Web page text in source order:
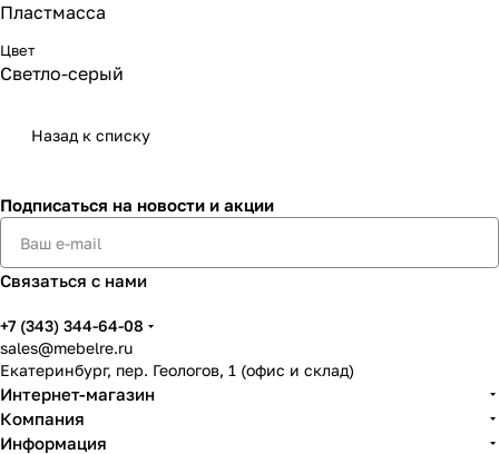
Пластмасса
Цвет
Светло-серый
Назад к списку
Подписаться на новости и акции
Связаться с нами
+7 (343) 344-64-08
sales@mebelre.ru
Екатеринбург, пер. Геологов, 1 (офис и склад)
Интернет-магазин
Компания
Информация